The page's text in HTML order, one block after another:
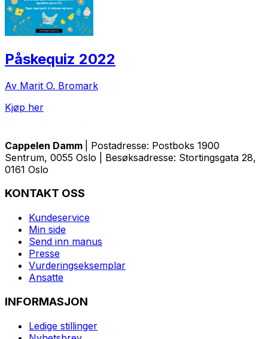
Påskequiz 2022
Av Marit O. Bromark
Kjøp her
Cappelen Damm
| Postadresse: Postboks 1900
Sentrum, 0055 Oslo | Besøksadresse: Stortingsgata 28,
0161 Oslo
KONTAKT OSS
Kundeservice
Min side
Send inn manus
Presse
Vurderingseksemplar
Ansatte
INFORMASJON
Ledige stillinger